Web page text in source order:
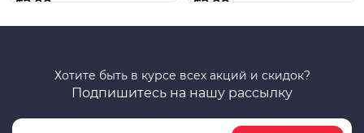
$2.00 $2.00
Хотите быть в курсе всех акций и скидок?
Подпишитесь на нашу рассылку